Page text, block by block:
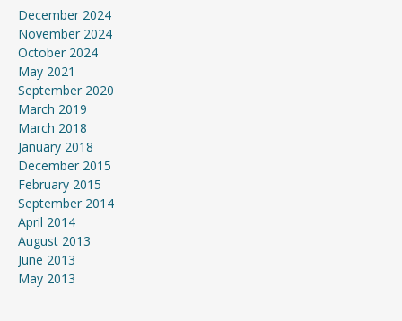
December 2024
November 2024
October 2024
May 2021
September 2020
March 2019
March 2018
January 2018
December 2015
February 2015
September 2014
April 2014
August 2013
June 2013
May 2013